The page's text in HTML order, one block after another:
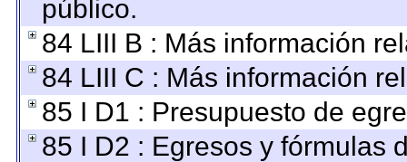
público.
84 LIII B : Más información
84 LIII C : Más información
85 I D1 : Presupuesto de
85 I D2 : Egresos y fórmulas